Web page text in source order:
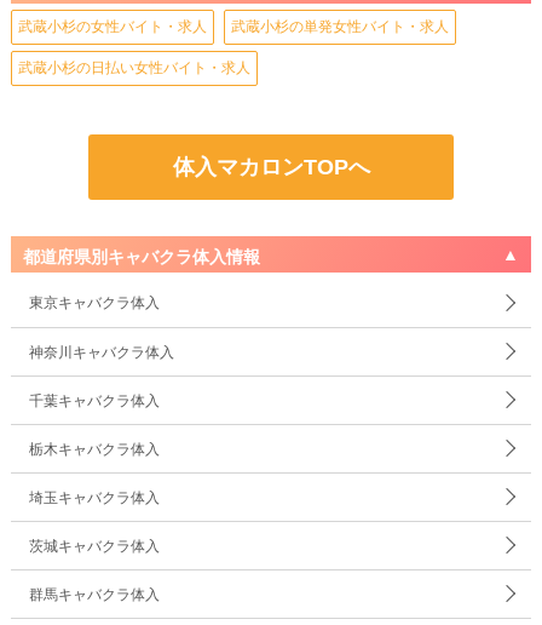
武蔵小杉の女性バイト・求人 武蔵小杉の単発女性バイト・求人
武蔵小杉の日払い女性バイト・求人
体入マカロンTOPへ
都道府県別キャバクラ体入情報
東京キャバクラ体入
神奈川キャバクラ体入
千葉キャバクラ体入
栃木キャバクラ体入
埼玉キャバクラ体入
茨城キャバクラ体入
群馬キャバクラ体入